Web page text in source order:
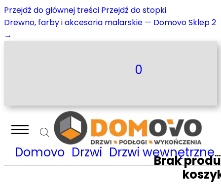
Przejdź do głównej treści Przejdź do stopki
Drewno, farby i akcesoria malarskie — Domovo Sklep 2
→
0
Brak
Domovo Drzwi Drzwi wewnętrzne